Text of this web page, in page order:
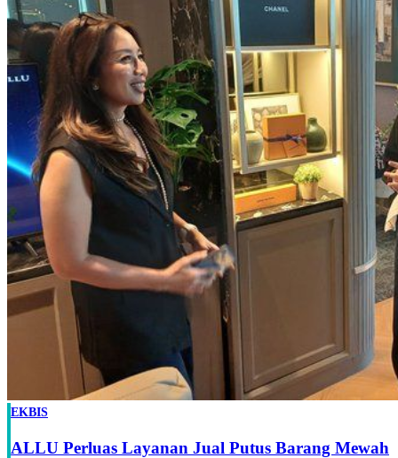
EKBIS
ALLU Perluas Layanan Jual Putus Barang Mewah